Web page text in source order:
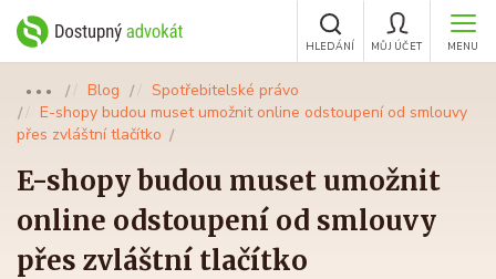
MENU
MŮJ ÚČET
HLEDÁNÍ
●●● Blog
Spotřebitelské právo
E-shopy budou muset umožnit online odstoupení od smlouvy
přes zvláštní tlačítko
E-shopy budou muset umožnit
online odstoupení od smlouvy
přes zvláštní tlačítko